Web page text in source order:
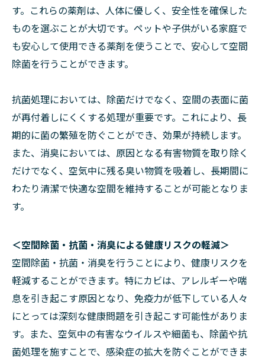
す。これらの薬剤は、人体に優しく、安全性を確保した
ものを選ぶことが大切です。ペットや子供がいる家庭で
も安心して使用できる薬剤を使うことで、安心して空間
除菌を行うことができます。
抗菌処理においては、除菌だけでなく、空間の表面に菌
が再付着しにくくする処理が重要です。これにより、長
期的に菌の繁殖を防ぐことができ、効果が持続します。
また、消臭においては、原因となる有害物質を取り除く
だけでなく、空気中に残る臭い物質を吸着し、長期間に
わたり清潔で快適な空間を維持することが可能となりま
す。
＜空間除菌・抗菌・消臭による健康リスクの軽減＞
空間除菌・抗菌・消臭を行うことにより、健康リスクを
軽減することができます。特にカビは、アレルギーや喘
息を引き起こす原因となり、免疫力が低下している人々
にとっては深刻な健康問題を引き起こす可能性がありま
す。また、空気中の有害なウイルスや細菌も、除菌や抗
菌処理を施すことで、感染症の拡大を防ぐことができま